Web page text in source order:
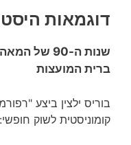
דוגמאות
שנות ה-90
ברית המועצות
בוריס ילצין ביצע
קומוניסטית לשוק חופשי: